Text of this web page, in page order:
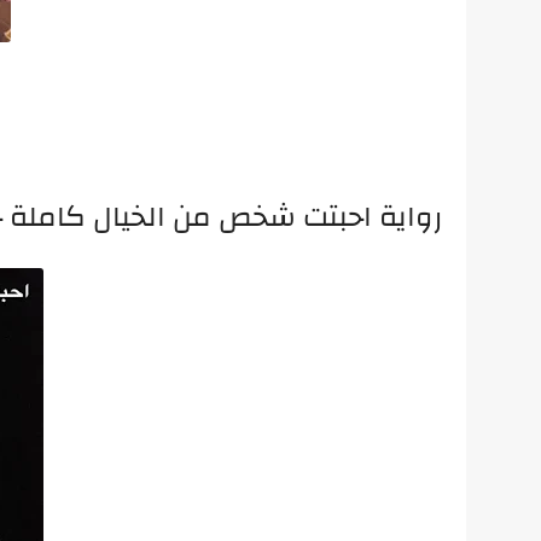
رواية احبتت شخص من الخيال